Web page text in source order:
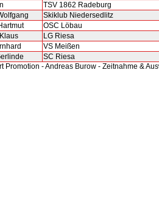
TSV 1862 Radeburg
Skiklub Niedersedlitz
OSC Löbau
LG Riesa
VS Meißen
SC Riesa
Promotion - Andreas Burow - Zeitnahme &